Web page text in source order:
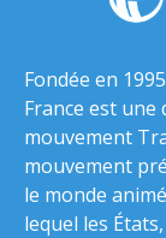
Fondée en
France est une
mouvement
mouvement
le monde
lequel les